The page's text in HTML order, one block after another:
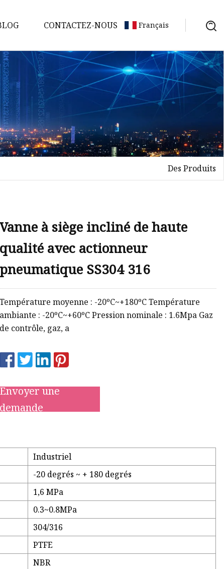
CONTACTEZ-NOUS Français
Des Produits
Vanne à siège incliné de haute
qualité avec actionneur
pneumatique SS304 316
Température moyenne : -20ºC~+180ºC Température
ambiante : -20ºC~+60ºC Pression nominale : 1.6Mpa Gaz
de contrôle, gaz, a
Envoyer une
demande
Industriel
-20 degrés ~ + 180 degrés
1,6 MPa
0.3~0.8MPa
304/316
PTFE
NBR